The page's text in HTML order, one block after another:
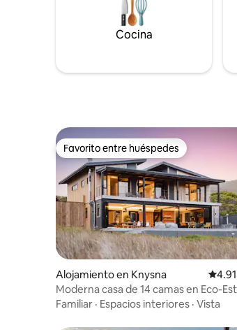
Cocina
Favorito entre huéspedes
Favorito entre huéspedes
Alojamiento en Knysna
Moderna casa de 14 camas en Eco-
en la laguna de Knysna
Familiar · Espacios interiores · Vista